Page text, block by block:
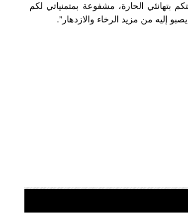
بتهانئي الحارة، مشفوعة بمتمنياتي لكم
إليه من مزيد الرخاء والازدهار”.